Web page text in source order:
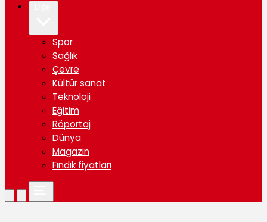
Spor
Sağlık
Çevre
Kültür sanat
Teknoloji
Eğitim
Röportaj
Dünya
Magazin
Fındık fiyatları